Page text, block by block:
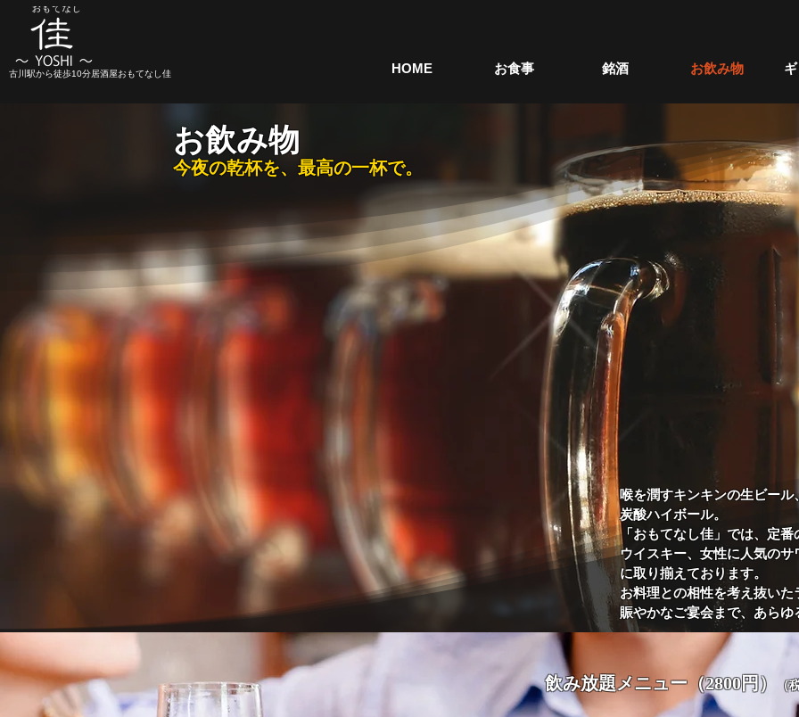
古川駅から徒歩10分居酒屋おもてなし佳 HOME お食事 銘酒 お飲み物
お飲み物
今夜の乾杯を、最高の一杯で。
喉を潤すキンキンの生ビー
炭酸ハイボール。
「おもてなし佳」では、定
ウイスキー、女性に人気の
に取り揃えております。
お料理との相性を考え抜い
賑やかなご宴会まで、あら
飲み放題メニュー（2800円） （